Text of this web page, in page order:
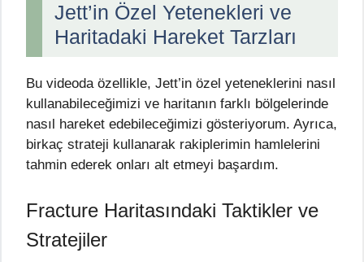
Jett’in Özel Yetenekleri ve
Haritadaki Hareket Tarzları
Bu videoda özellikle, Jett’in özel yeteneklerini nasıl
kullanabileceğimizi ve haritanın farklı bölgelerinde
nasıl hareket edebileceğimizi gösteriyorum. Ayrıca,
birkaç strateji kullanarak rakiplerimin hamlelerini
tahmin ederek onları alt etmeyi başardım.
Fracture Haritasındaki Taktikler ve
Stratejiler